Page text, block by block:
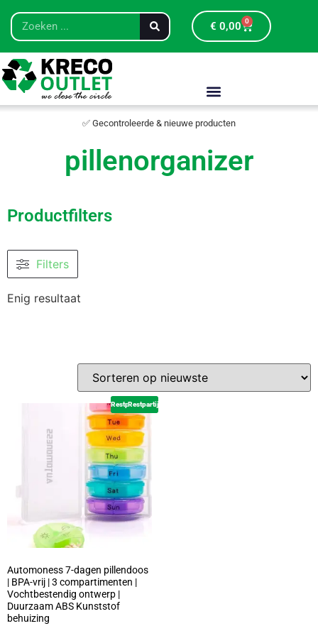
€ 0,00 0
✅ Gecontroleerde & nieuwe producten
pillenorganizer
Productfilters
Filters
Enig resultaat
RestpartijRestpartij
Automoness 7-dagen pillendoos
| BPA-vrij | 3 compartimenten |
Vochtbestendig ontwerp |
Duurzaam ABS Kunststof
behuizing